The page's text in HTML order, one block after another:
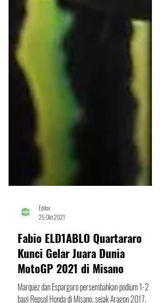
Editor
25 Okt 2021
Fabio ELD1ABLO Quartararo
Kunci Gelar Juara Dunia
MotoGP 2021 di Misano